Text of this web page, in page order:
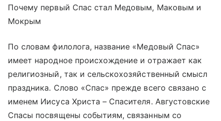
Почему первый Спас стал Медовым, Маковым и
Мокрым
По словам филолога, название «Медовый Спас»
имеет народное происхождение и отражает как
религиозный, так и сельскохозяйственный смысл
праздника. Слово «Спас» прежде всего связано с
именем Иисуса Христа – Спасителя. Августовские
Спасы посвящены событиям, связанным со